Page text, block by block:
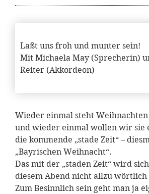
Laßt uns froh und munter sein!
Mit Michaela May (Sprecherin)
Reiter (Akkordeon)
Wieder einmal steht
und wieder einmal wollen wir sie
die kommende „stade Zeit“ –
„Bayrischen Weihnacht“.
Das mit der „staden Zeit“ wird
diesem Abend nicht allzu wörtlich
Zum Besinnlich sein geht man ja